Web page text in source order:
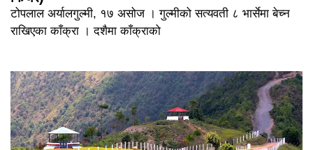
टोपलाल अर्यालगुल्मी, १७ असोज । गुल्मीको सत्यवती ८ भार्सेमा बेच्न
राखिएका काँक्रा । दशैमा काँक्राको